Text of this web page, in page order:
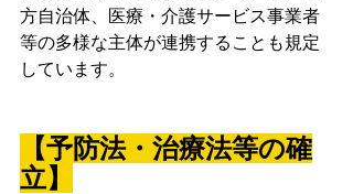
方自治体、医療・介護サービス事業者
等の多様な主体が連携することも規定
しています。
【予防法・治療法等の確
立】